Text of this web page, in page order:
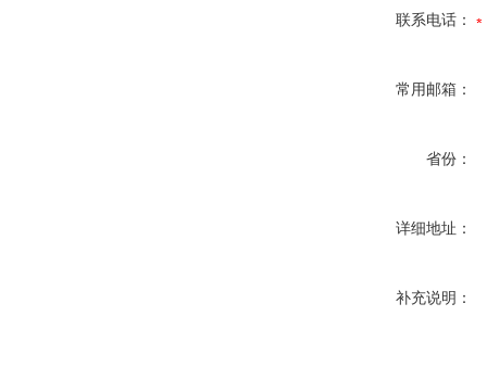
联系电话：
常用邮箱：
省份：
详细地址：
补充说明：